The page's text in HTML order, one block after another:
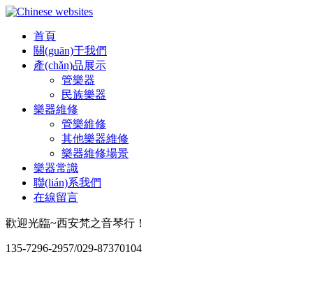
首頁
關(guān)于我們
產(chǎn)品展示
管樂器
民族樂器
樂器維修
管樂維修
其他樂器維修
樂器維修場景
樂器常識
聯(lián)系我們
在線留言
歡迎光臨~西安梵之音琴行！
135-7296-2957/029-87370104